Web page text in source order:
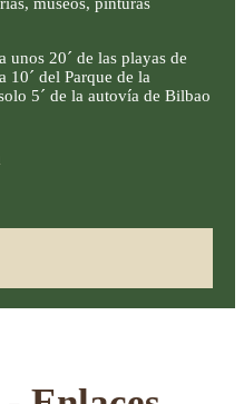
unos 20´ de las playas de
del Parque de la
5´ de la autovía de Bilbao